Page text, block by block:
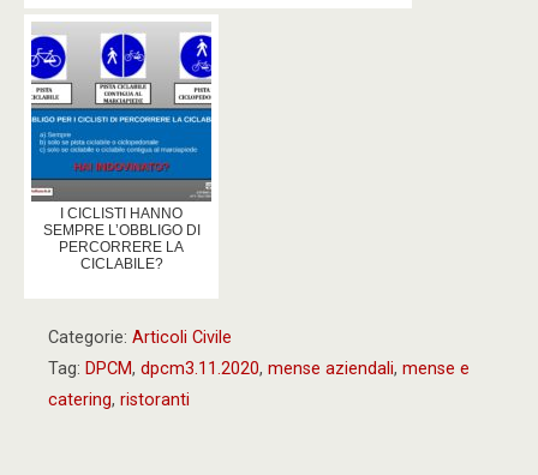
I CICLISTI HANNO
SEMPRE L’OBBLIGO DI
PERCORRERE LA
CICLABILE?
Categorie: Articoli Civile
Tag: DPCM, dpcm3.11.2020, mense aziendali, mense e
catering, ristoranti